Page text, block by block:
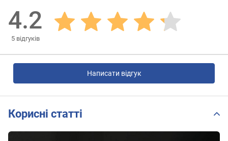
4.2
5 відгуків
Написати відгук
Корисні статті